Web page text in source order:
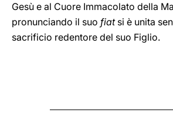
Gesù e al Cuore Immacolato della
pronunciando il suo fiatsi è unita
sacrificio redentore del suo Figlio.